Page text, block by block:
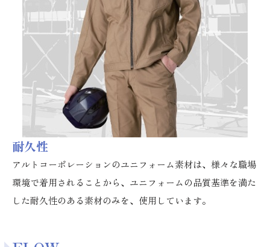
耐久性
アルトコーポレーションのユニフォーム素材は、様々な職場
環境で着用されることから、ユニフォームの品質基準を満た
した耐久性のある素材のみを、使用しています。